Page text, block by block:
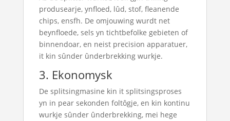
produsearje, ynfloed, lûd, stof, fleanende
chips, ensfh. De omjouwing wurdt net
beynfloede, sels yn tichtbefolke gebieten of
binnendoar, en neist precision apparatuer,
it kin sûnder ûnderbrekking wurkje.
3. Ekonomysk
De splitsingmasine kin it splitsingsproses
yn in pear sekonden foltôgje, en kin kontinu
wurkje sûnder ûnderbrekking, mei hege